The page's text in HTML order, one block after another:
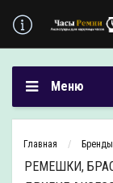
Меню
Главная
РЕМЕШКИ,